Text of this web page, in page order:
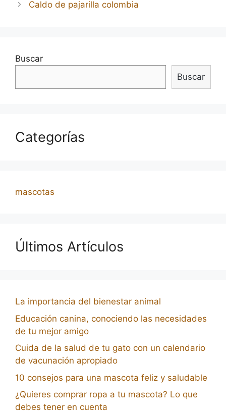
Caldo de pajarilla colombia
Buscar
Buscar
Categorías
mascotas
Últimos Artículos
La importancia del bienestar animal
Educación canina, conociendo las necesidades
de tu mejor amigo
Cuida de la salud de tu gato con un calendario
de vacunación apropiado
10 consejos para una mascota feliz y saludable
¿Quieres comprar ropa a tu mascota? Lo que
debes tener en cuenta